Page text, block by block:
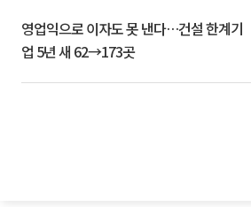
영업익으로 이자도 못 낸다…건설 한계기
업 5년 새 62→173곳